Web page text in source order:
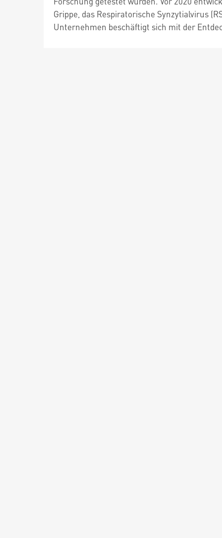
Grippe, das Respiratorische Synzytialvirus
Unternehmen beschäftigt sich mit der